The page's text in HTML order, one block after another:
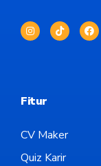
Fitur
CV Maker
Quiz Karir